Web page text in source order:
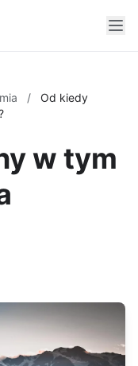
/
Od kiedy
w tym